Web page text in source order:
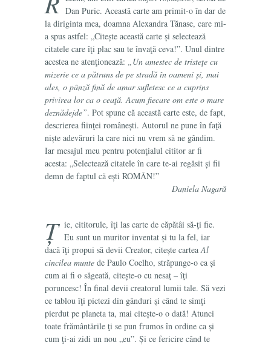
Dan Puric. Această carte am primit-o în dar de
la diriginta mea, doamna Alexandra Tănase, care mi-
a spus astfel: „Citește această carte și selectează
citatele care îţi plac sau te învaţă ceva!”. Unul dintre
acestea ne atenţionează: „Un amestec de tristeţe cu
mizerie ce a pătruns de pe stradă în oameni și, mai
ales, o pânză fină de amar sufletesc ce a cuprins
privirea lor ca o ceaţă. Acum fiecare om este o mare
deznădejde”. Pot spune că această carte este, de fapt,
descrierea fiinţei românești. Autorul ne pune în faţă
niște adevăruri la care nici nu vrem să ne gândim.
Iar mesajul meu pentru potenţialul cititor ar fi
acesta: „Selectează citatele în care te-ai regăsit și fii
demn de faptul că ești ROMÂN!”
Daniela Nagară
Ț ie, cititorule, îţi las carte de căpătâi să-ţi fie.
Eu sunt un muritor inventat și tu la fel, iar
dacă îţi propui să devii Creator, citește carteaAl
cincilea munte de Paulo Coelho, străpunge-o ca și
cum ai fi o săgeată, citește-o cu nesaţ – îţi
poruncesc! În final devii creatorul lumii tale. Să vezi
ce tablou îţi pictezi din gânduri și când te simţi
pierdut pe planeta ta, mai citește-o o dată! Atunci
toate frământările ţi se pun frumos în ordine ca și
cum ţi-ai zidi un nou „eu”. Și ce fericire când te